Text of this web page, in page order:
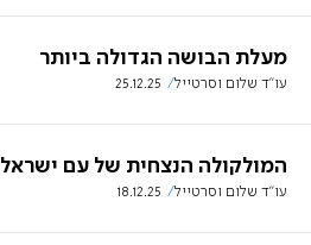
מעלת הבושה הגדולה ביותר
עו''ד שלום וסרטייל 25.12.25
המולקולה הנצחית של עם ישראל
עו''ד שלום וסרטייל 18.12.25